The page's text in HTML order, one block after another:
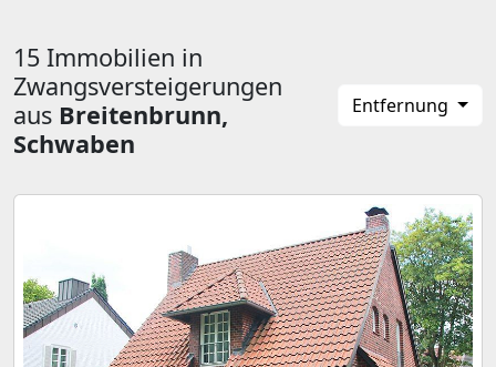
15 Immobilien in
Zwangsversteigerungen
aus Breitenbrunn,
Schwaben
Entfernung